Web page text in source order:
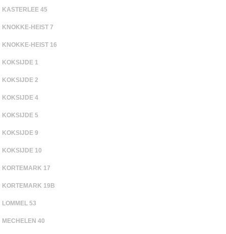
KASTERLEE 45
KNOKKE-HEIST 7
KNOKKE-HEIST 16
KOKSIJDE 1
KOKSIJDE 2
KOKSIJDE 4
KOKSIJDE 5
KOKSIJDE 9
KOKSIJDE 10
KORTEMARK 17
KORTEMARK 19B
LOMMEL 53
MECHELEN 40